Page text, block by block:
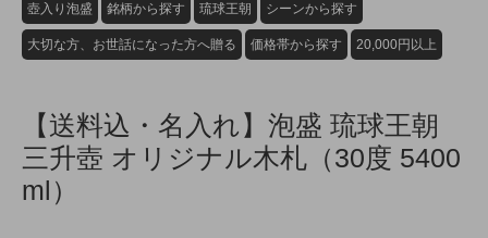
壺入り泡盛 銘柄から探す 琉球王朝 シーンから探す
大切な方、お世話になった方へ贈る 価格帯から探す 20,000円以上
【送料込・名入れ】泡盛 琉球王朝
三升壺 オリジナル木札（30度 5400
ml）